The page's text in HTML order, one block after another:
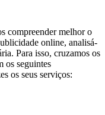
compreender melhor o
online, analisá-
Para isso, cruzamos os
os seguintes
os seus serviços: